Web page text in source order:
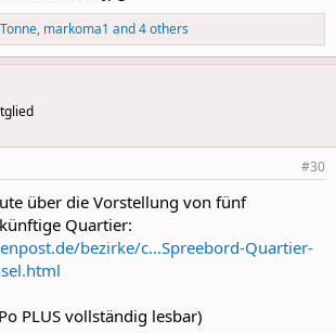
, markoma1 and 4 others
#30
über die Vorstellung von fünf
Quartier:
bezirke/c...Spreebord-Quartier-
PLUS vollständig lesbar)